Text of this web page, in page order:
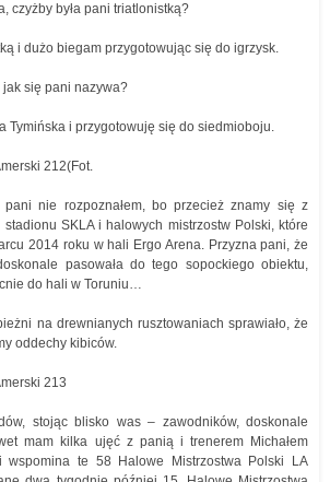
czyżby była pani triatlonistką?
i dużo biegam przygotowując się do igrzysk.
jak się pani nazywa?
Tymińska i przygotowuję się do siedmioboju.
(Fot.
nie rozpoznałem, bo przecież znamy się z
SKLA i halowych mistrzostw Polski, które
2014 roku w hali Ergo Arena. Przyzna pani, że
pasowała do tego sopockiego obiektu,
do hali w Toruniu…
na drewnianych rusztowaniach sprawiało, że
oddechy kibiców.
stojąc blisko was – zawodników, doskonale
mam kilka ujęć z panią i trenerem Michałem
wspomina te 58 Halowe Mistrzostwa Polski LA